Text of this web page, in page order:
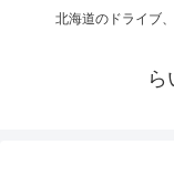
北海道のドライブ